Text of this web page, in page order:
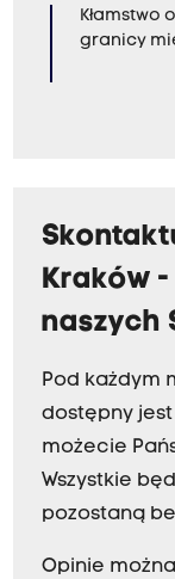
Kłamstwo
granicy
Kraków
naszych
Pod każdym
dostępny
możecie
Wszystkie
pozostaną
Opinie